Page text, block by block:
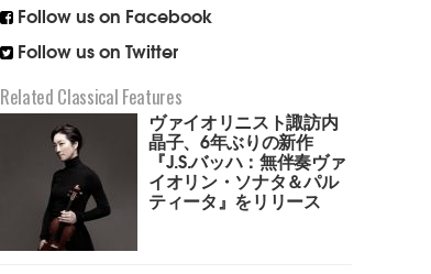
Follow us on Facebook
Follow us on Twitter
Related Classical Features
ヴァイオリニスト諏訪内
晶子、6年ぶりの新作
『J.S.バッハ：無伴奏ヴァ
イオリン・ソナタ＆パル
ティータ』をリリース